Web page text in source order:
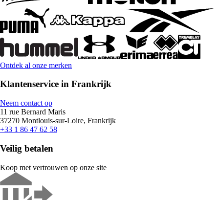
Ontdek al onze merken
Klantenservice in Frankrijk
Neem contact op
11 rue Bernard Maris
37270 Montlouis-sur-Loire, Frankrijk
+33 1 86 47 62 58
Veilig betalen
Koop met vertrouwen op onze site